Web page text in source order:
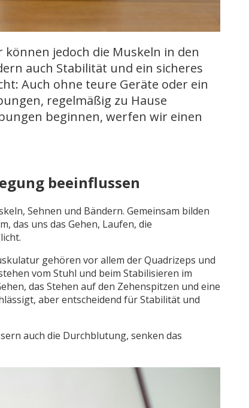
jedoch die Muskeln in den
auch Stabilität und ein sicheres
Auch ohne teure Geräte oder ein
regelmäßig zu Hause
beginnen, werfen wir einen
beeinflussen
Sehnen und Bändern. Gemeinsam bilden
das uns das Gehen, Laufen, die
gehören vor allem der Quadrizeps und
vom Stuhl und beim Stabilisieren im
das Stehen auf den Zehenspitzen und eine
aber entscheidend für Stabilität und
auch die Durchblutung, senken das